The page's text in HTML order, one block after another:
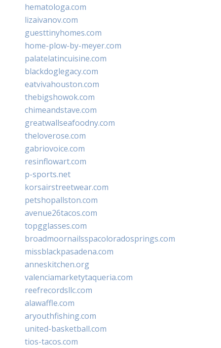
hematologa.com
lizaivanov.com
guesttinyhomes.com
home-plow-by-meyer.com
palatelatincuisine.com
blackdoglegacy.com
eatvivahouston.com
thebigshowok.com
chimeandstave.com
greatwallseafoodny.com
theloverose.com
gabriovoice.com
resinflowart.com
p-sports.net
korsairstreetwear.com
petshopallston.com
avenue26tacos.com
topgglasses.com
broadmoornailsspacoloradosprings.com
missblackpasadena.com
anneskitchen.org
valenciamarketytaqueria.com
reefrecordsllc.com
alawaffle.com
aryouthfishing.com
united-basketball.com
tios-tacos.com